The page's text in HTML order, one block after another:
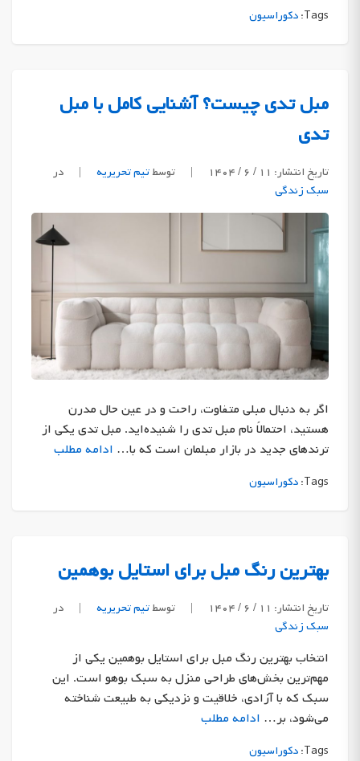
Tags: دکوراسیون
مبل تدی چیست؟ آشنایی کامل با مبل
تدی
تاریخ انتشار: ۱۱ / ۶ / ۱۴۰۴ | توسطتیم تحریریه |
در
سبک زندگی
اگر به دنبال مبلی متفاوت، راحت و در عین حال مدرن
هستید، احتمالاً نام مبل تدی را شنیده‌اید. مبل تدی یکی از
ترندهای جدید در بازار مبلمان است که با… ادامه مطلب
Tags: دکوراسیون
بهترین رنگ مبل برای استایل بوهمین
تاریخ انتشار: ۱۱ / ۶ / ۱۴۰۴ | توسطتیم تحریریه |
در
سبک زندگی
انتخاب بهترین رنگ مبل برای استایل بوهمین یکی از
مهم‌ترین بخش‌های طراحی منزل به سبک بوهو است. این
سبک که با آزادی، خلاقیت و نزدیکی به طبیعت شناخته
می‌شود، بر… ادامه مطلب
Tags: دکوراسیون